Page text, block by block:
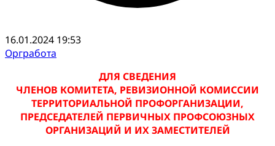
16.01.2024 19:53
Оргработа
ДЛЯ СВЕДЕНИЯ
ЧЛЕНОВ КОМИТЕТА, РЕВИЗИОННОЙ КОМИССИИ
ТЕРРИТОРИАЛЬНОЙ ПРОФОРГАНИЗАЦИИ,
ПРЕДСЕДАТЕЛЕЙ ПЕРВИЧНЫХ ПРОФСОЮЗНЫХ
ОРГАНИЗАЦИЙ И ИХ ЗАМЕСТИТЕЛЕЙ